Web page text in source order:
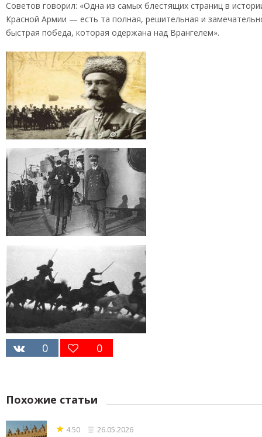
Советов говорил: «Одна из самых блестящих страниц в
Красной Армии — есть та полная, решительная и
быстрая победа, которая одержана над Врангелем».
0 0
Похожие статьи
★ 4.50 26.05.2026